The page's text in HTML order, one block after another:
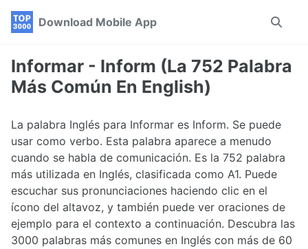
Skip
navigation
Skip
Skip
Download Mobile App
Toggle
Informar - Inform (La 752 Palabra
Más Común En English)
La palabra Inglés para Informar es Inform. Se puede
usar como verbo. Esta palabra aparece a menudo
cuando se habla de comunicación. Es la 752 palabra
más utilizada en Inglés, clasificada como A1. Puede
escuchar sus pronunciaciones haciendo clic en el
ícono del altavoz, y también puede ver oraciones de
ejemplo para el contexto a continuación. Descubra las
3000 palabras más comunes en Inglés con más de 60